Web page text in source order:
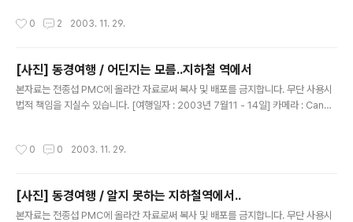
0 2 2003. 11. 29.
[사진] 동경여행 / 어딘지는 모름..지하철 역에서
본자료는 전종섭 PMC에 올라간 자료로써 복사 및 배포를 금지합니다. 무단 사용시
법적 책임을 지실수 있습니다. [여행일자 : 2003년 7월11 - 14일] 카메라 : Canon
0 0 2003. 11. 29.
[사진] 동경여행 / 알지 못하는 지하철역에서..
본자료는 전종섭 PMC에 올라간 자료로써 복사 및 배포를 금지합니다. 무단 사용시